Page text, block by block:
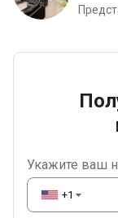
Укажите ваш
+1 ▼